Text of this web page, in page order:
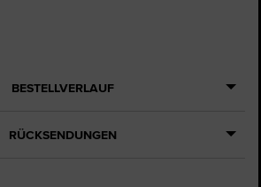
BESTELLVERLAUF
RÜCKSENDUNGEN